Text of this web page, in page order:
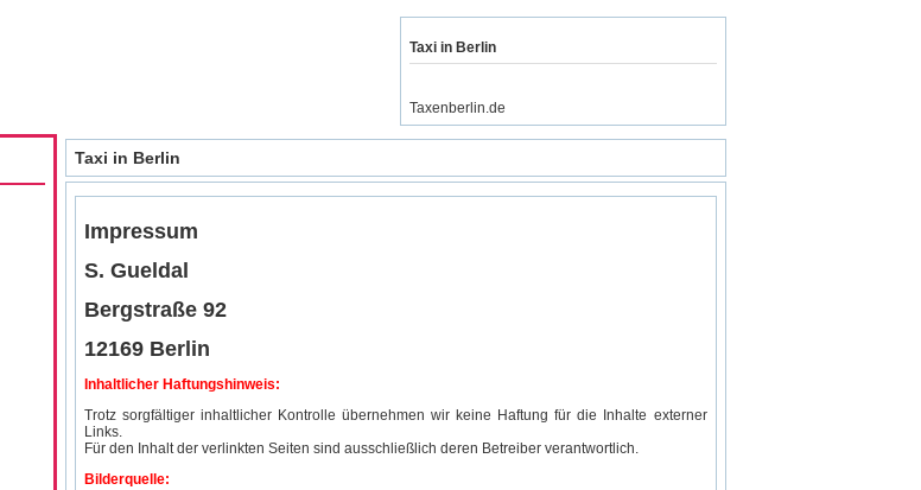
Taxi in Berlin
Taxenberlin.de
Taxi in Berlin
Impressum
S. Gueldal
Bergstraße 92
12169 Berlin
Inhaltlicher Haftungshinweis:
Trotz sorgfältiger inhaltlicher Kontrolle übernehmen wir keine Haftung für die Inhalte externer
Links.
Für den Inhalt der verlinkten Seiten sind ausschließlich deren Betreiber verantwortlich.
Bilderquelle: